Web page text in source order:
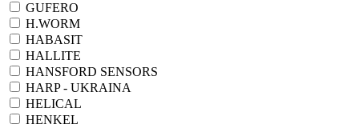
GUFERO
H.WORM
HABASIT
HALLITE
HANSFORD SENSORS
HARP - UKRAINA
HELICAL
HENKEL